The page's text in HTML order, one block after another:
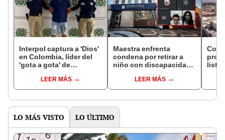
Interpol captura a 'Dios'
en Colombia, líder del
'gota a gota' de
controlaba operativos
en el sur de Perú
LEER MÁS
Maestra enfrenta
condena por retirar a
niño con discapacidad
no querer capacitarse
LEER MÁS
lista
LO MÁS VISTO LO ÚLTIMO